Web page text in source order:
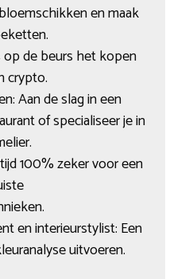
en maak
op de beurs het kopen
crypto.
Aan de slag in een
of specialiseer je in
100% zeker voor een
en interieurstylist: Een
uitvoeren.